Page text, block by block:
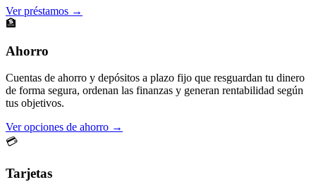
Ver préstamos →
🏦
Ahorro
Cuentas de ahorro y depósitos a plazo fijo que resguardan tu dinero
de forma segura, ordenan las finanzas y generan rentabilidad según
tus objetivos.
Ver opciones de ahorro →
💳
Tarjetas